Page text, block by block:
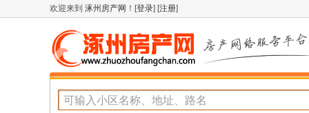
欢迎来到 涿州房产网 ！[登录] [注册]